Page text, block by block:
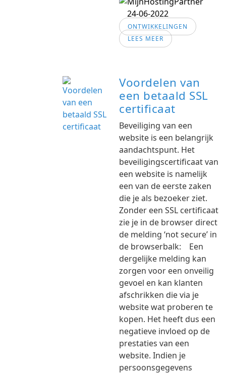
24-06-2022
ONTWIKKELINGEN
LEES MEER
Voordelen van
een betaald SSL
certificaat
Beveiliging van een
website is een belangrijk
aandachtspunt. Het
beveiligingscertificaat van
een website is namelijk
een van de eerste zaken
die je als bezoeker ziet.
Zonder een SSL certificaat
zie je in de browser direct
de melding ‘not secure’ in
de browserbalk: Een
dergelijke melding kan
zorgen voor een onveilig
gevoel en kan klanten
afschrikken die via je
website wat proberen te
kopen. Het heeft dus een
negatieve invloed op de
prestaties van een
website. Indien je
persoonsgegevens